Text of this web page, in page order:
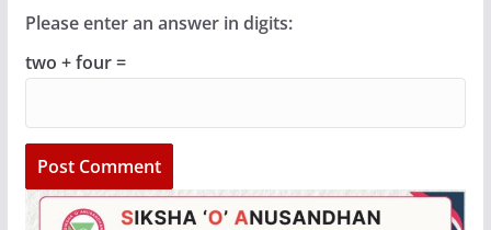
Please enter an answer in digits:
two + four =